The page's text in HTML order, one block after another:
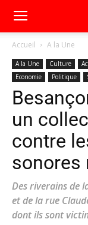
Accueil A la Une
A la Une Culture
Economie
Politique
un
contre
sonores
Des riverains de
et de la rue
dont ils sont